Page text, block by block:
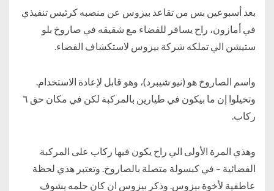
بعد أسبوعين بس من تقاعد بيزوس عن منصبه كرئيس تنفيذي
في أمازون، راح يسافر للفضاء مع شقيقه في صاروخ بلو
ستيشن الي تملكه شركة بيزوس لاستكشاف الفضاء.
واسم الصاروخ هو (نيو شيبرد)، وهو قابل لإعادة الاستخدام.
وتخيلوا إن ما بيكون في طيارين بالمركبة لكن في مكان حق ٦
ركاب.
وهذي المرة الأولى الي راح يكون فيها ركاب على المركبة
الفضائية – في كبسولة متصلة بالصاروخ. وتعتبر هذي لحظة
عاطفية لأخوة بيزوس. وذكر بيزوس ان كان حلمه يشوف